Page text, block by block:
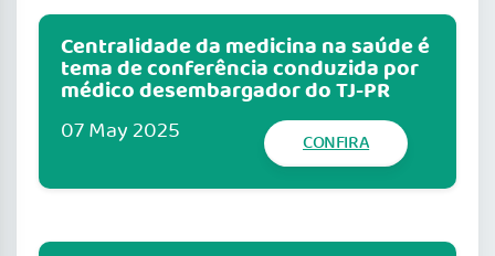
Centralidade da medicina na saúde é
tema de conferência conduzida por
médico desembargador do TJ-PR
07 May 2025 CONFIRA